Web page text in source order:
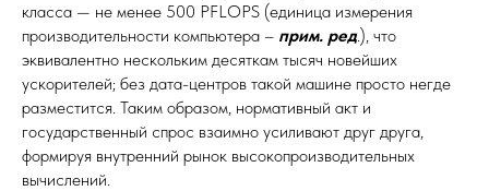
класса — не менее 500 PFLOPS (единица измерения
производительности компьютера – прим. ред.), что
эквивалентно нескольким десяткам тысяч новейших
ускорителей; без дата-центров такой машине просто негде
разместится. Таким образом, нормативный акт и
государственный спрос взаимно усиливают друг друга,
формируя внутренний рынок высокопроизводительных
вычислений.